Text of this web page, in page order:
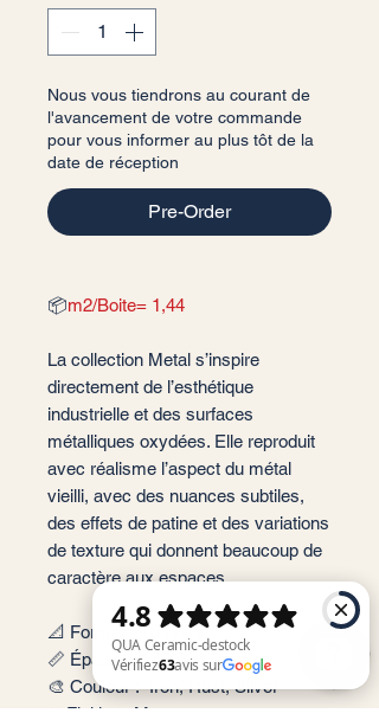
Nous vous tiendrons au courant de
l'avancement de votre commande
pour vous informer au plus tôt de la
date de réception
Pre-Order
📦m2/Boite= 1,44
La collection Metal s’inspire
directement de l’esthétique
industrielle et des surfaces
métalliques oxydées. Elle reproduit
avec réalisme l’aspect du métal
vieilli, avec des nuances subtiles,
des effets de patine et des variations
de texture qui donnent beaucoup de
caractère aux espaces.
📐 Format: 60x120 cm
📏 Épaisseur : 9 mm
🎨 Couleur : Iron, Rust, Silver
✨ Finition : Mate